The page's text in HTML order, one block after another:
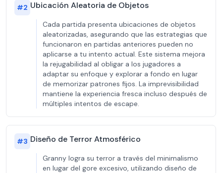
#2 Ubicación Aleatoria de Objetos
Cada partida presenta ubicaciones de objetos
aleatorizadas, asegurando que las estrategias que
funcionaron en partidas anteriores pueden no
aplicarse a tu intento actual. Este sistema mejora
la rejugabilidad al obligar a los jugadores a
adaptar su enfoque y explorar a fondo en lugar
de memorizar patrones fijos. La imprevisibilidad
mantiene la experiencia fresca incluso después de
múltiples intentos de escape.
#3 Diseño de Terror Atmosférico
Granny logra su terror a través del minimalismo
en lugar del gore excesivo, utilizando diseño de